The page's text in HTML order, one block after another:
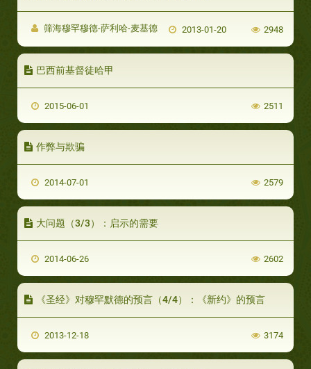
筛海穆罕穆德-萨利哈-麦基德 2013-01-20 2948
巴西前基督徒哈甲
2015-06-01 2511
作弊与欺骗
2014-07-01 2579
大问题（3/3）：启示的需要
2014-06-26 2602
《圣经》对穆罕默德的预言（4/4）：《新约》的预言
2013-12-18 3174